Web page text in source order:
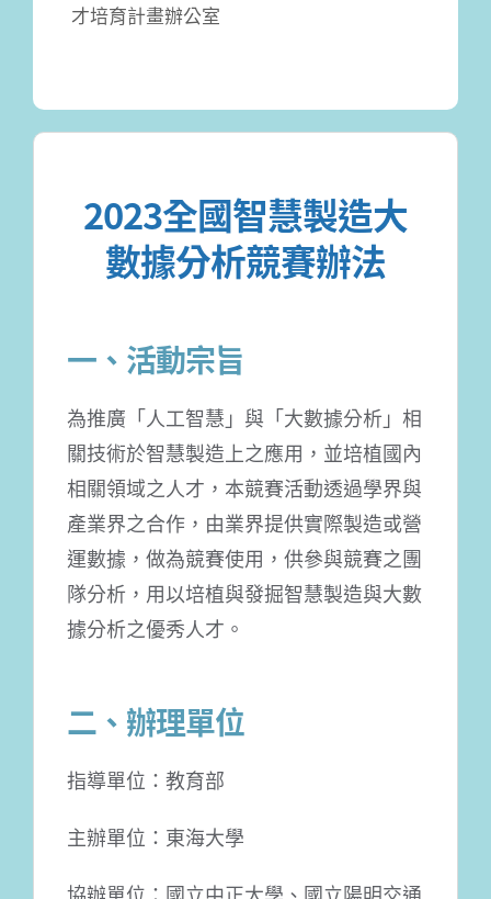
才培育計畫辦公室
2023全國智慧製造大
數據分析競賽辦法
一、活動宗旨
為推廣「人工智慧」與「大數據分析」相
關技術於智慧製造上之應用，並培植國內
相關領域之人才，本競賽活動透過學界與
產業界之合作，由業界提供實際製造或營
運數據，做為競賽使用，供參與競賽之團
隊分析，用以培植與發掘智慧製造與大數
據分析之優秀人才。
二、辦理單位
指導單位：教育部
主辦單位：東海大學